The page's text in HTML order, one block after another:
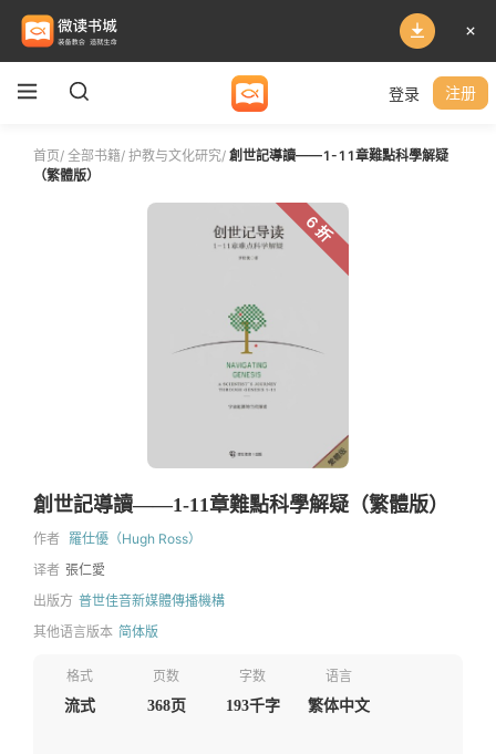
登录 注册
首页/ 全部书籍/ 护教与文化研究/ 創世記導讀——1-11章難點科學解疑
（繁體版）
6 折
創世記導讀——1-11章難點科學解疑（繁體版）
作者 羅仕優（Hugh Ross）
译者 張仁愛
出版方 普世佳音新媒體傳播機構
其他语言版本 简体版
格式
流式
页数
368页
字数
193千字
语言
繁体中文